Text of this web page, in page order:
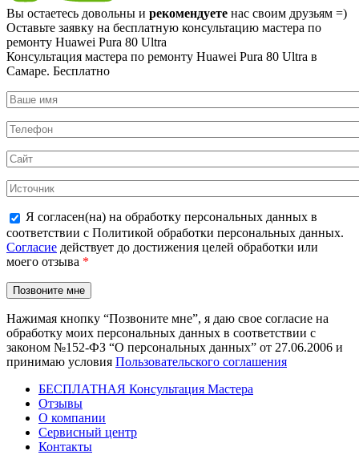
Вы остаетесь довольны и рекомендуете нас своим друзьям =)
Оставьте заявку на бесплатную консультацию мастера по
ремонту Huawei Pura 80 Ultra
Консультация мастера по ремонту Huawei Pura 80 Ultra в
Самаре. Бесплатно
Я согласен(на) на обработку персональных данных в
соответствии с Политикой обработки персональных данных.
Согласие действует до достижения целей обработки или
моего отзыва *
Нажимая кнопку “Позвоните мне”, я даю свое согласие на
обработку моих персональных данных в соответствии с
законом №152-ФЗ “О персональных данных” от 27.06.2006 и
принимаю условия Пользовательского соглашения
БЕСПЛАТНАЯ Консультация Мастера
Отзывы
О компании
Сервисный центр
Контакты